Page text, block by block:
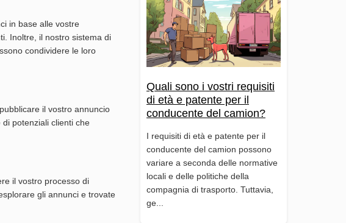
Quali sono i vostri requisiti
di età e patente per il
conducente del camion?
I requisiti di età e patente per il
conducente del camion possono
variare a seconda delle normative
locali e delle politiche della
compagnia di trasporto. Tuttavia,
ge...
in base alle vostre
Inoltre, il nostro sistema di
condividere le loro
il vostro annuncio
potenziali clienti che
il vostro processo di
gli annunci e trovate